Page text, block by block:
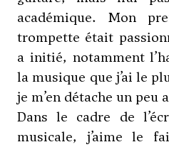
académique. Mon
trompette était
a initié, notamment
la musique que j’ai le
je m’en détache un peu
Dans le cadre de
musicale, j’aime le